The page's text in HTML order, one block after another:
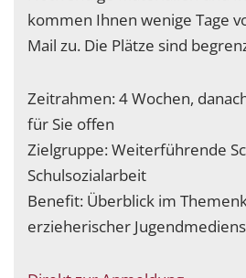
kommen Ihnen wenige Tage
Mail zu. Die Plätze sind
Zeitrahmen: 4 Wochen,
für Sie offen
Zielgruppe: Weiterführende
Schulsozialarbeit
Benefit: Überblick im
erzieherischer